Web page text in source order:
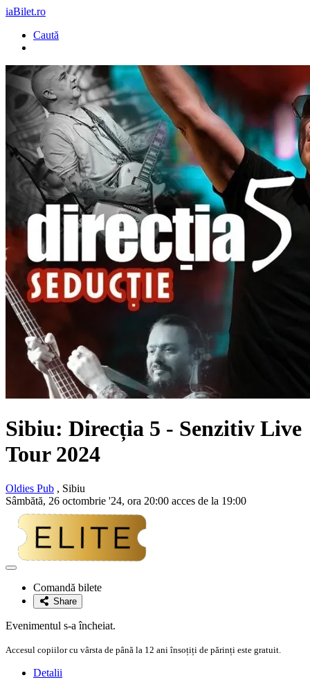
iaBilet.ro
Caută
Sibiu: Direcția 5 - Senzitiv Live
Tour 2024
Oldies Pub , Sibiu
Sâmbătă, 26 octombrie '24, ora 20:00 acces de la 19:00
Adaugă
favoriteComandă bilete
Share
Evenimentul s-a încheiat.
Accesul copiilor cu vârsta de până la 12 ani însoțiți de părinți este gratuit.
Detalii